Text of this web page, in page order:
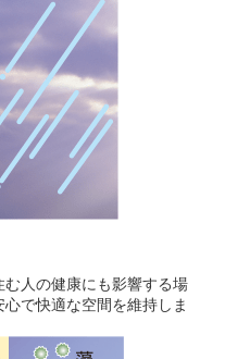
人の健康にも影響する場
で快適な空間を維持しま